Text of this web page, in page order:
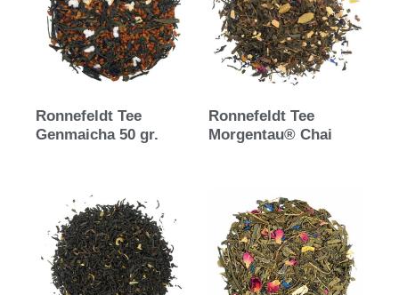
Ronnefeldt Tee
Genmaicha 50 gr.
Ronnefeldt Tee
Morgentau® Chai